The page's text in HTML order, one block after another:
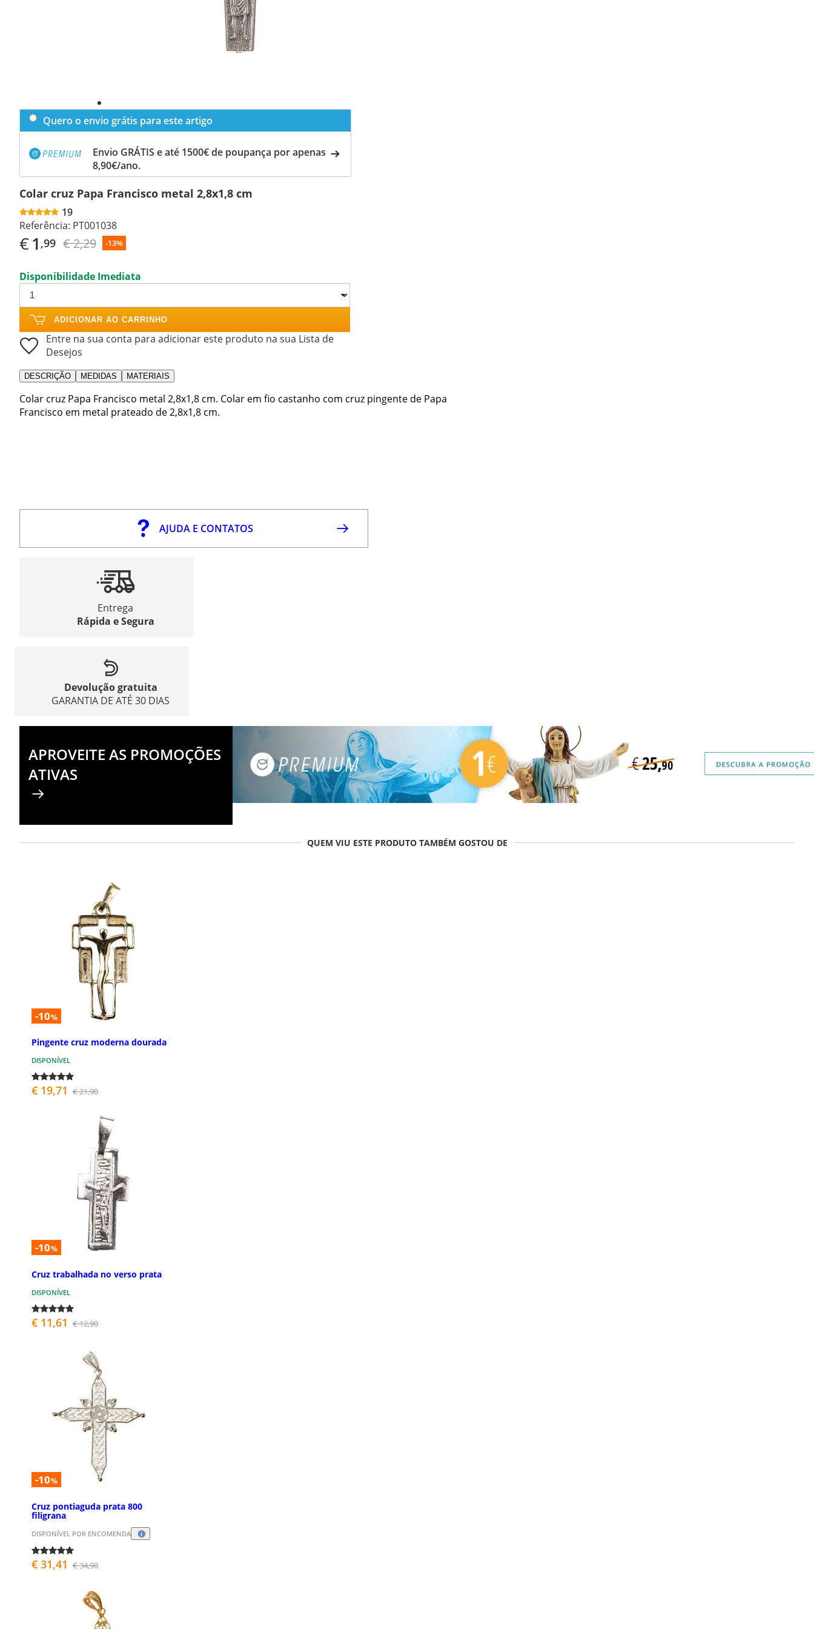
Quero o envio grátis para este artigo
Envio GRÁTIS e até 1500€ de poupança por apenas
8,90€/ano.
Colar cruz Papa Francisco metal 2,8x1,8 cm
19
Referência: PT001038
€1 ,99 € 2,29 -13%
Disponibilidade Imediata
ADICIONAR AO CARRINHO
Entre na sua conta para adicionar este produto na sua Lista de
Desejos
DESCRIÇÃO MEDIDAS MATERIAIS
Colar cruz Papa Francisco metal 2,8x1,8 cm. Colar em fio castanho com cruz pingente de Papa
Francisco em metal prateado de 2,8x1,8 cm.
AJUDA E CONTATOS
Entrega
Rápida e Segura
Devolução gratuita
GARANTIA DE ATÉ 30 DIAS
APROVEITE AS PROMOÇÕES
ATIVAS
QUEM VIU ESTE PRODUTO TAMBÉM GOSTOU DE
-10%
Pingente cruz moderna dourada
DISPONÍVEL
€ 19,71 € 21,90
-10%
Cruz trabalhada no verso prata
DISPONÍVEL
€ 11,61 € 12,90
-10%
Cruz pontiaguda prata 800
filigrana
DISPONÍVEL POR ENCOMENDA
€ 31,41 € 34,90